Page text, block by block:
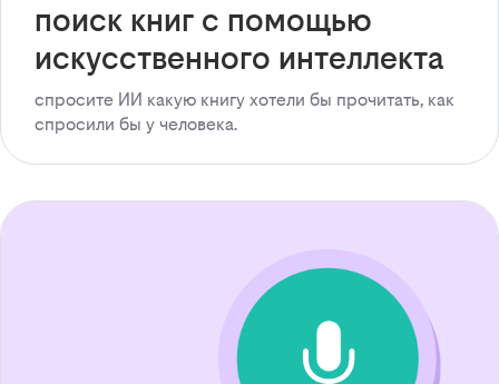
поиск книг с помощью
искусственного интеллекта
спросите ИИ какую книгу хотели бы прочитать, как
спросили бы у человека.